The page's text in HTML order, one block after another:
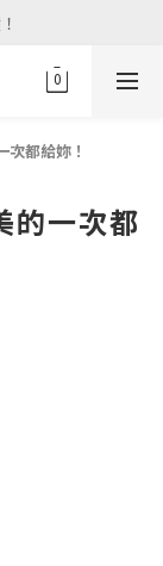
都給妳！
的一次都